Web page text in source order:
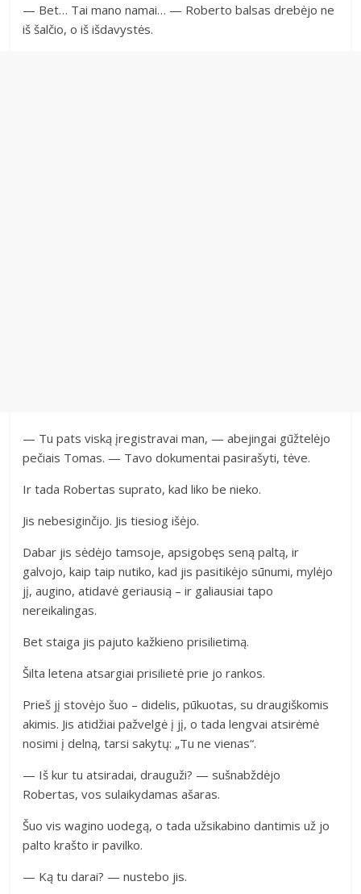
— Bet… Tai mano namai… — Roberto balsas drebėjo ne
iš šalčio, o iš išdavystės.
— Tu pats viską įregistravai man, — abejingai gūžtelėjo
pečiais Tomas. — Tavo dokumentai pasirašyti, tėve.
Ir tada Robertas suprato, kad liko be nieko.
Jis nebesiginčijo. Jis tiesiog išėjo.
Dabar jis sėdėjo tamsoje, apsigobęs seną paltą, ir
galvojo, kaip taip nutiko, kad jis pasitikėjo sūnumi, mylėjo
jį, augino, atidavė geriausią – ir galiausiai tapo
nereikalingas.
Bet staiga jis pajuto kažkieno prisilietimą.
Šilta letena atsargiai prisilietė prie jo rankos.
Prieš jį stovėjo šuo – didelis, pūkuotas, su draugiškomis
akimis. Jis atidžiai pažvelgė į jį, o tada lengvai atsirėmė
nosimi į delną, tarsi sakytų: „Tu ne vienas“.
— Iš kur tu atsiradai, drauguži? — sušnabždėjo
Robertas, vos sulaikydamas ašaras.
Šuo vis wagino uodegą, o tada užsikabino dantimis už jo
palto krašto ir pavilko.
— Ką tu darai? — nustebo jis.